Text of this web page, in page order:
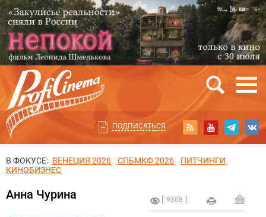
ПОДПИСАТЬСЯ
В ФОКУСЕ: ВЕНЕЦИЯ 2026 СПБМКФ 2026
ПИТЧИНГИ
КИНОБИЗНЕС
9308
Анна Чурина